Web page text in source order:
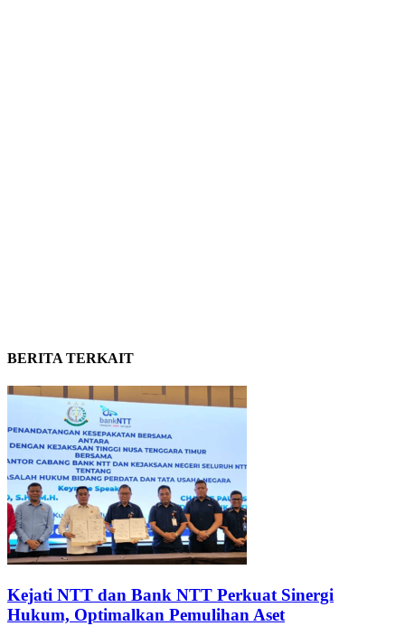
BERITA TERKAIT
Kejati NTT dan Bank NTT Perkuat Sinergi
Hukum, Optimalkan Pemulihan Aset